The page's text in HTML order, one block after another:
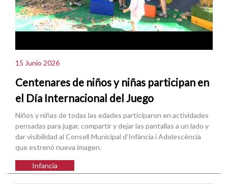
15 Junio 2026
Centenares de niños y niñas participan en
el Día Internacional del Juego
Niños y niñas de todas las edades participaron en actividades
pensadas para jugar, compartir y dejar las pantallas a un lado y
dar visibilidad al Consell Municipal d'Infància i Adolescència
que estrenó nueva imagen.
Infancia